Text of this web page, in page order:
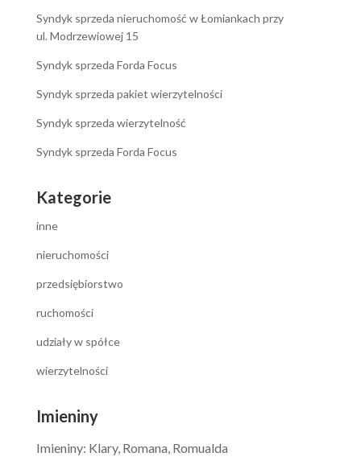
Syndyk sprzeda nieruchomość w Łomiankach przy
ul. Modrzewiowej 15
Syndyk sprzeda Forda Focus
Syndyk sprzeda pakiet wierzytelności
Syndyk sprzeda wierzytelność
Syndyk sprzeda Forda Focus
Kategorie
inne
nieruchomości
przedsiębiorstwo
ruchomości
udziały w spółce
wierzytelności
Imieniny
Imieniny: Klary, Romana, Romualda